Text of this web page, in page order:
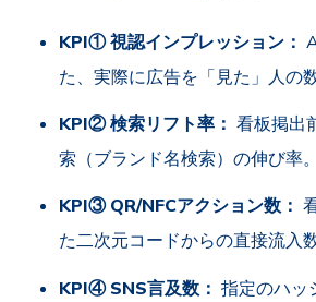
KPI① 視認インプレッション：
た、実際に広告を「見た」人の数
KPI② 検索リフト率： 看板掲出
索（ブランド名検索）の伸び率。
KPI③ QR/NFCアクション数：
た二次元コードからの直接流入数
KPI④ SNS言及数： 指定のハッ